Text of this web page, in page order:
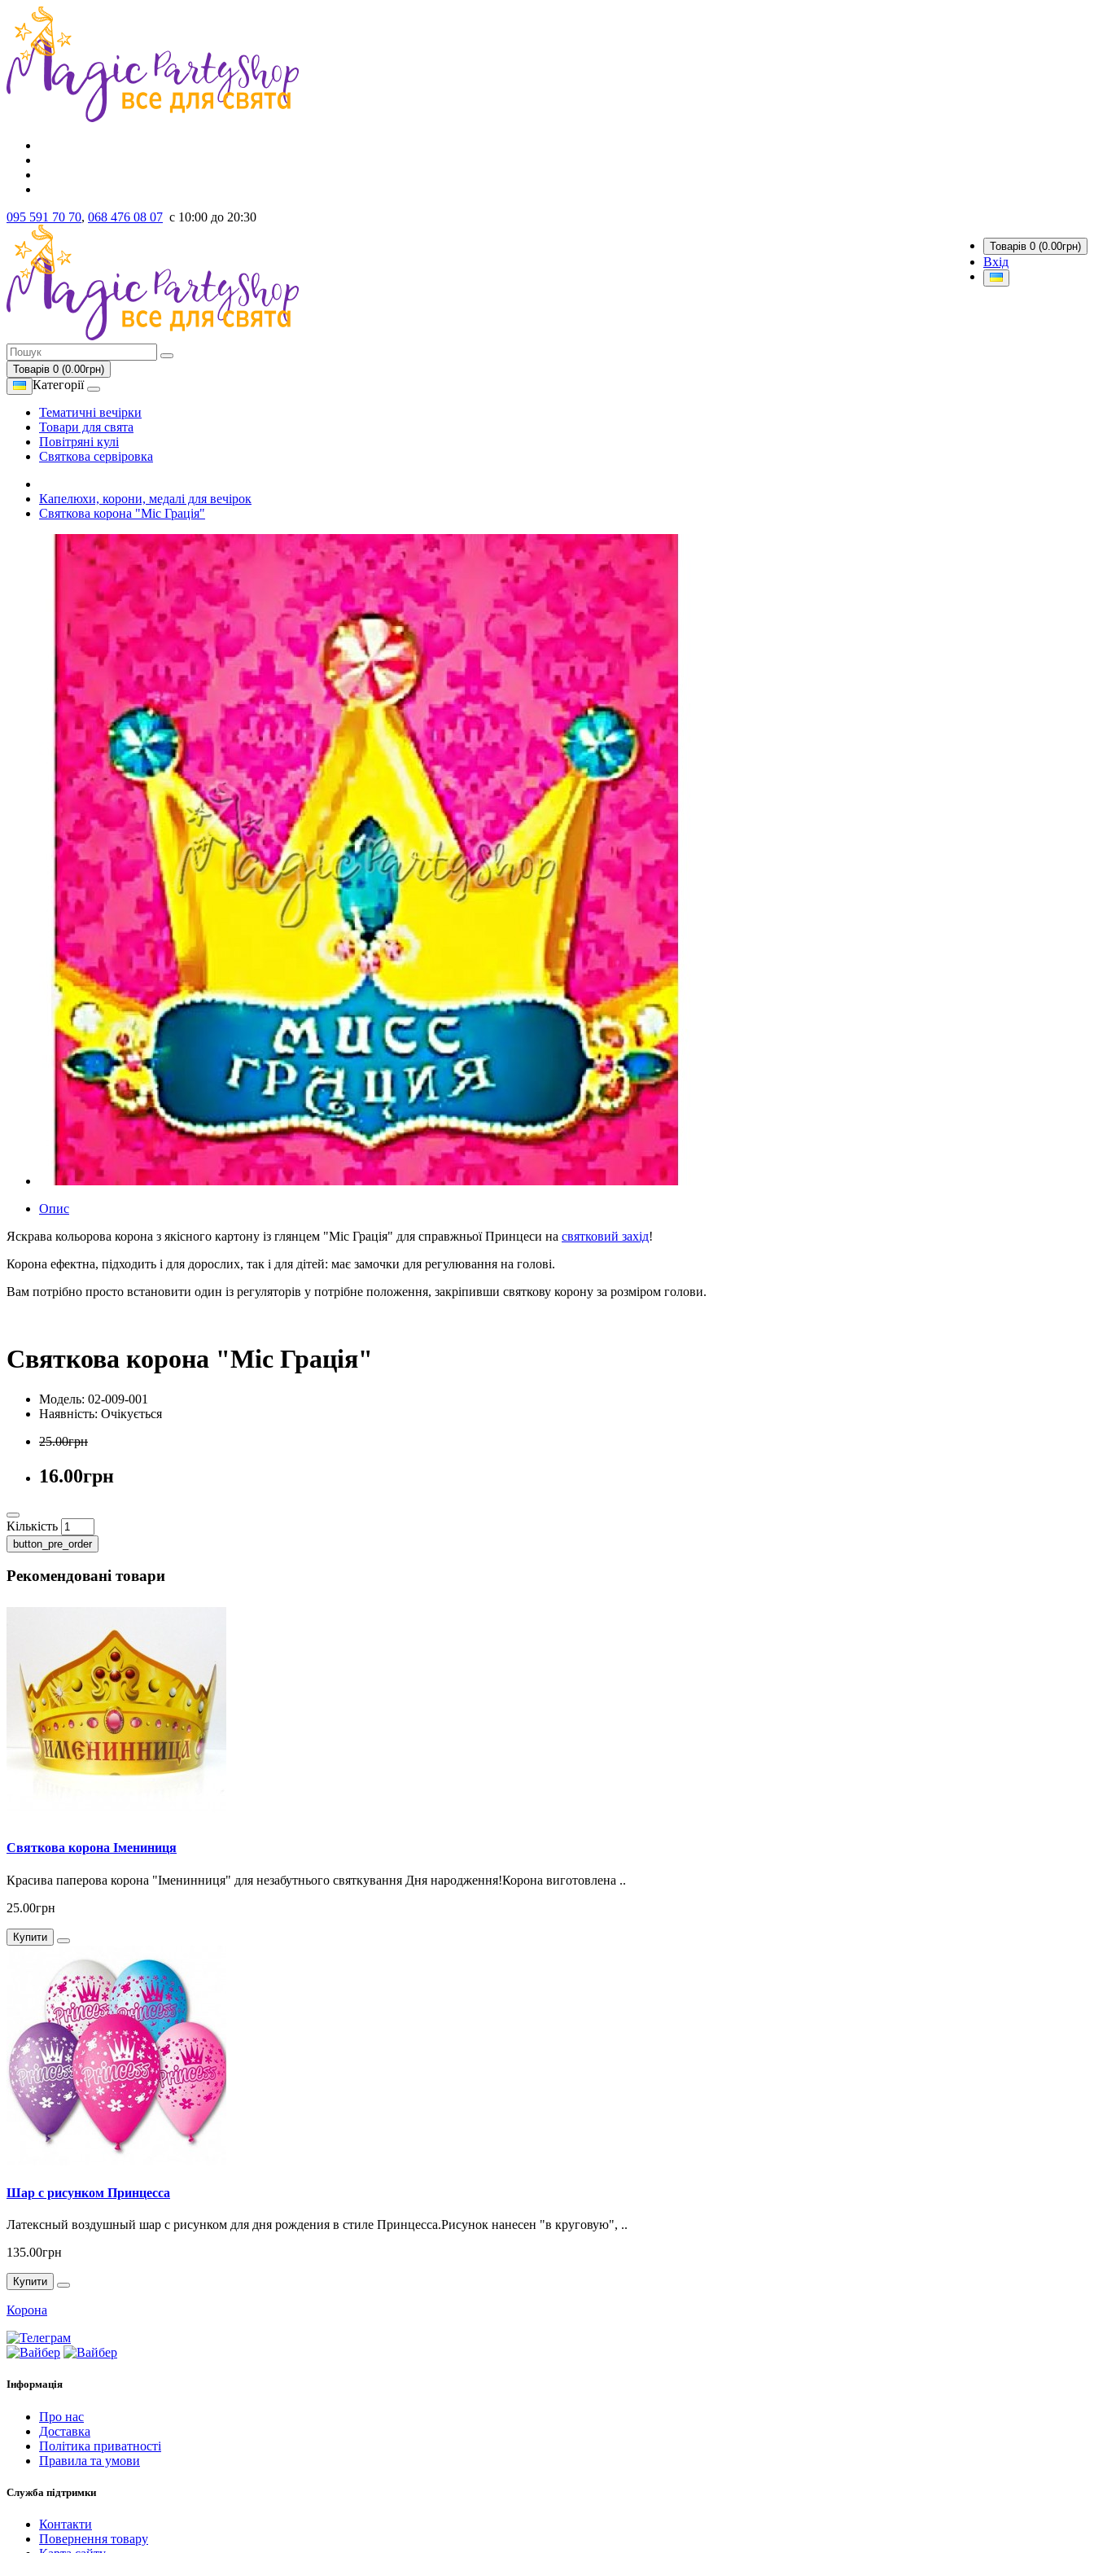
095 591 70 70, 068 476 08 07 с 10:00 до 20:30
Товарів 0 (0.00грн)
Вхід
Товарів 0 (0.00грн)
Категорії
Тематичні вечірки
Товари для свята
Повітряні кулі
Святкова сервіровка
Капелюхи, корони, медалі для вечірок
Святкова корона "Міс Грація"
Опис
Яскрава кольорова корона з якісного картону із глянцем "Міс Грація" для справжньої Принцеси на святковий захід!
Корона ефектна, підходить і для дорослих, так і для дітей: має замочки для регулювання на голові.
Вам потрібно просто встановити один із регуляторів у потрібне положення, закріпивши святкову корону за розміром голови.
Святкова корона "Міс Грація"
Модель: 02-009-001
Наявність: Очікується
25.00грн
16.00грн
Кількість
button_pre_order
Рекомендовані товари
Святкова корона Імениниця
Красива паперова корона "Іменинниця" для незабутнього святкування Дня народження!Корона виготовлена ..
25.00грн
Купити
Шар с рисунком Принцесса
Латексный воздушный шар с рисунком для дня рождения в стиле Принцесса.Рисунок нанесен "в круговую", ..
135.00грн
Купити
Корона
Інформація
Про нас
Доставка
Політика приватності
Правила та умови
Служба підтримки
Контакти
Повернення товару